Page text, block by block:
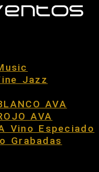
Jazz
AVA
AVA
Vino Especiado
Grabadas